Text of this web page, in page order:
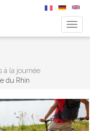
à la journée
du Rhin